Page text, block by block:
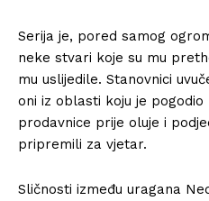
Serija je, pored samog
neke stvari koje su mu
mu uslijedile. Stanovnici
oni iz oblasti koju je
prodavnice prije oluje i
pripremili za vjetar.
Sličnosti između uragana